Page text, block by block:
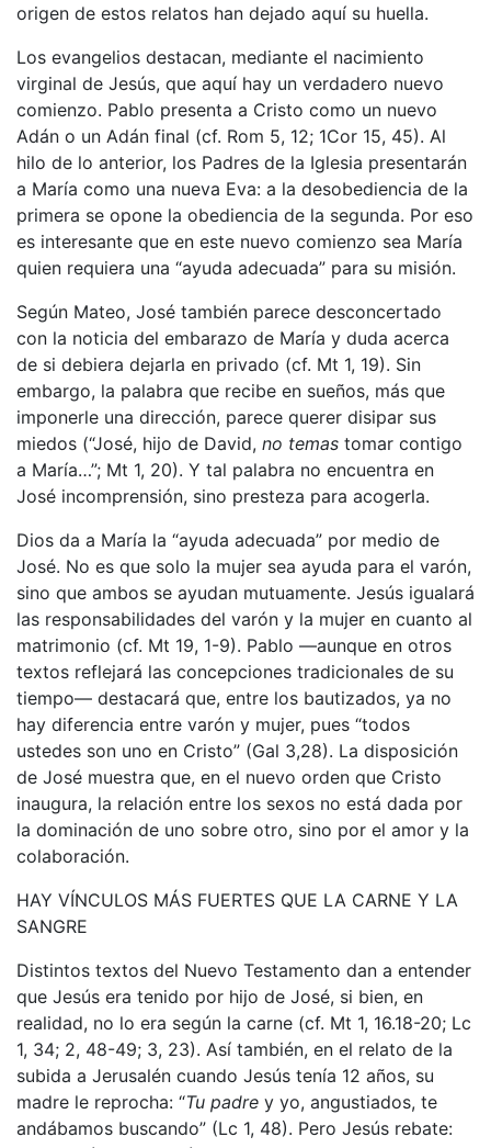
origen de estos relatos han dejado aquí su huella.
Los evangelios destacan, mediante el nacimiento
virginal de Jesús, que aquí hay un verdadero nuevo
comienzo. Pablo presenta a Cristo como un nuevo
Adán o un Adán final (cf. Rom 5, 12; 1Cor 15, 45). Al
hilo de lo anterior, los Padres de la Iglesia presentarán
a María como una nueva Eva: a la desobediencia de la
primera se opone la obediencia de la segunda. Por eso
es interesante que en este nuevo comienzo sea María
quien requiera una “ayuda adecuada” para su misión.
Según Mateo, José también parece desconcertado
con la noticia del embarazo de María y duda acerca
de si debiera dejarla en privado (cf. Mt 1, 19). Sin
embargo, la palabra que recibe en sueños, más que
imponerle una dirección, parece querer disipar sus
miedos (“José, hijo de David, no temas tomar contigo
a María…”; Mt 1, 20). Y tal palabra no encuentra en
José incomprensión, sino presteza para acogerla.
Dios da a María la “ayuda adecuada” por medio de
José. No es que solo la mujer sea ayuda para el varón,
sino que ambos se ayudan mutuamente. Jesús igualará
las responsabilidades del varón y la mujer en cuanto al
matrimonio (cf. Mt 19, 1-9). Pablo —aunque en otros
textos reflejará las concepciones tradicionales de su
tiempo— destacará que, entre los bautizados, ya no
hay diferencia entre varón y mujer, pues “todos
ustedes son uno en Cristo” (Gal 3,28). La disposición
de José muestra que, en el nuevo orden que Cristo
inaugura, la relación entre los sexos no está dada por
la dominación de uno sobre otro, sino por el amor y la
colaboración.
HAY VÍNCULOS MÁS FUERTES QUE LA CARNE Y LA
SANGRE
Distintos textos del Nuevo Testamento dan a entender
que Jesús era tenido por hijo de José, si bien, en
realidad, no lo era según la carne (cf. Mt 1, 16.18-20; Lc
1, 34; 2, 48-49; 3, 23). Así también, en el relato de la
subida a Jerusalén cuando Jesús tenía 12 años, su
madre le reprocha: “Tu padre y yo, angustiados, te
andábamos buscando” (Lc 1, 48). Pero Jesús rebate: